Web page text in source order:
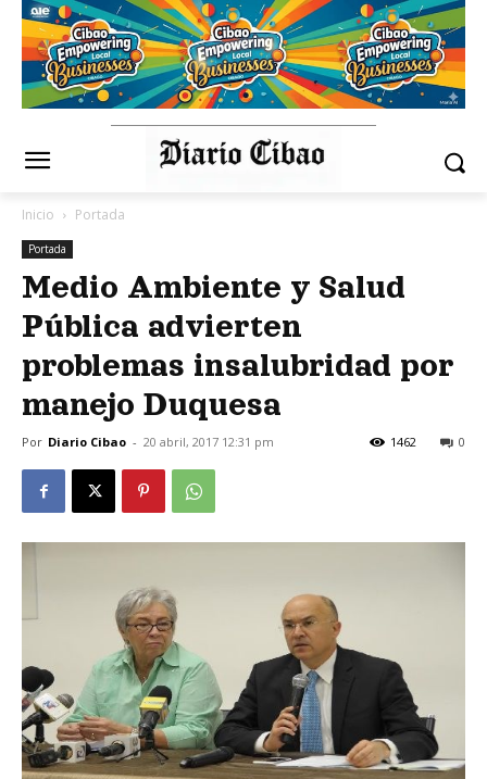
Inicio Portada
Portada
Medio Ambiente y Salud
Pública advierten
problemas insalubridad por
manejo Duquesa
Por Diario Cibao - 20 abril, 2017 12:31 pm 0
1462